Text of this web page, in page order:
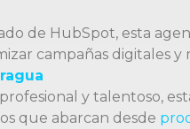
de HubSpot, esta
campañas digitales y
y talentoso,
que abarcan desde